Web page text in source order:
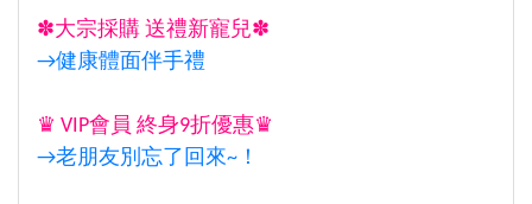
✽大宗採購 送禮新寵兒✽
→健康體面伴手禮
♛ VIP會員 終身9折優惠♛
→老朋友別忘了回來~！